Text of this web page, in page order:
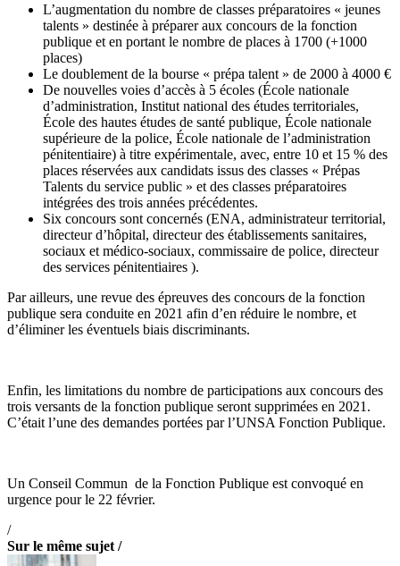
L’augmentation du nombre de classes préparatoires « jeunes
talents » destinée à préparer aux concours de la fonction
publique et en portant le nombre de places à 1700 (+1000
places)
Le doublement de la bourse « prépa talent » de 2000 à 4000 €
De nouvelles voies d’accès à 5 écoles (École nationale
d’administration, Institut national des études territoriales,
École des hautes études de santé publique, École nationale
supérieure de la police, École nationale de l’administration
pénitentiaire) à titre expérimentale, avec, entre 10 et 15 % des
places réservées aux candidats issus des classes « Prépas
Talents du service public » et des classes préparatoires
intégrées des trois années précédentes.
Six concours sont concernés (ENA, administrateur territorial,
directeur d’hôpital, directeur des établissements sanitaires,
sociaux et médico-sociaux, commissaire de police, directeur
des services pénitentiaires ).
Par ailleurs, une revue des épreuves des concours de la fonction
publique sera conduite en 2021 afin d’en réduire le nombre, et
d’éliminer les éventuels biais discriminants.
Enfin, les limitations du nombre de participations aux concours des
trois versants de la fonction publique seront supprimées en 2021.
C’était l’une des demandes portées par l’UNSA Fonction Publique.
Un Conseil Commun de la Fonction Publique est convoqué en
urgence pour le 22 février.
/
Sur le même sujet /